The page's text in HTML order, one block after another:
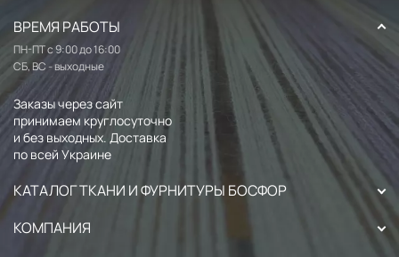
ВРЕМЯ РАБОТЫ
ПН-ПТ с 9:00 до 16:00
СБ, ВС - выходные
Заказы через сайт
принимаем круглосуточно
и без выходных. Доставка
по всей Украине
КАТАЛОГ ТКАНИ И ФУРНИТУРЫ БОСФОР
КОМПАНИЯ